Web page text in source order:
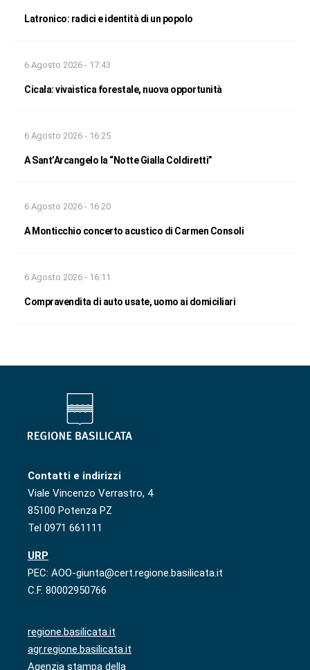
Latronico: radici e identità di un popolo
6 Agosto 2026 - 17:43
Cicala: vivaistica forestale, nuova opportunità
6 Agosto 2026 - 16:25
A Sant’Arcangelo la “Notte Gialla Coldiretti”
6 Agosto 2026 - 16:20
A Monticchio concerto acustico di Carmen Consoli
6 Agosto 2026 - 16:11
Compravendita di auto usate, uomo ai domiciliari
Contatti e indirizzi
Viale Vincenzo Verrastro, 4
85100 Potenza PZ
Tel 0971 661111
URP
PEC: AOO-giunta@cert.regione.basilicata.it
C.F. 80002950766
regione.basilicata.it
agr.regione.basilicata.it
Agenzia stampa della